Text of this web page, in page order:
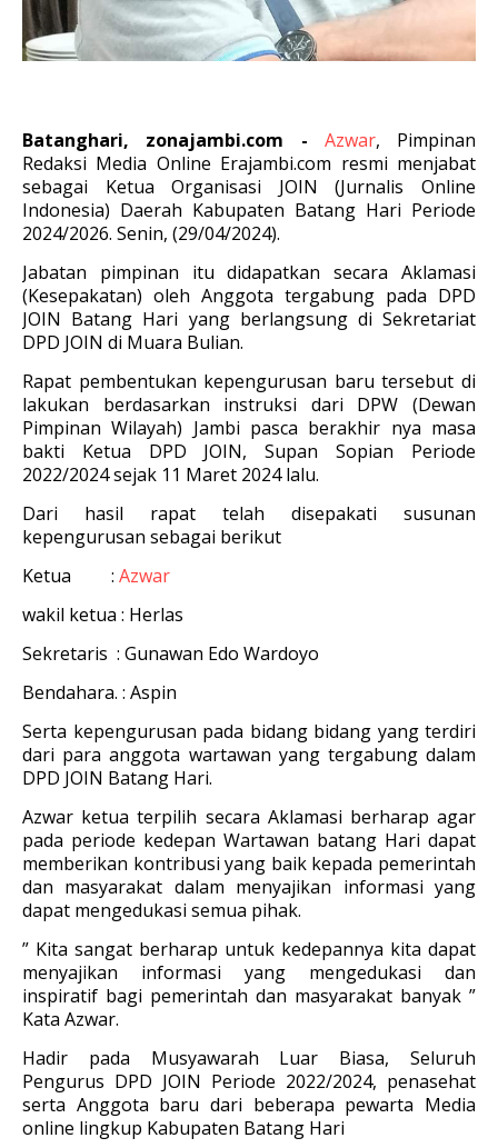
Batanghari, zonajambi.com - Azwar, Pimpinan
Redaksi Media Online Erajambi.com resmi menjabat
sebagai Ketua Organisasi JOIN (Jurnalis Online
Indonesia) Daerah Kabupaten Batang Hari Periode
2024/2026. Senin, (29/04/2024).
Jabatan pimpinan itu didapatkan secara Aklamasi
(Kesepakatan) oleh Anggota tergabung pada DPD
JOIN Batang Hari yang berlangsung di Sekretariat
DPD JOIN di Muara Bulian.
Rapat pembentukan kepengurusan baru tersebut di
lakukan berdasarkan instruksi dari DPW (Dewan
Pimpinan Wilayah) Jambi pasca berakhir nya masa
bakti Ketua DPD JOIN, Supan Sopian Periode
2022/2024 sejak 11 Maret 2024 lalu.
Dari hasil rapat telah disepakati susunan
kepengurusan sebagai berikut
Ketua : Azwar
wakil ketua : Herlas
Sekretaris : Gunawan Edo Wardoyo
Bendahara. : Aspin
Serta kepengurusan pada bidang bidang yang terdiri
dari para anggota wartawan yang tergabung dalam
DPD JOIN Batang Hari.
Azwar ketua terpilih secara Aklamasi berharap agar
pada periode kedepan Wartawan batang Hari dapat
memberikan kontribusi yang baik kepada pemerintah
dan masyarakat dalam menyajikan informasi yang
dapat mengedukasi semua pihak.
” Kita sangat berharap untuk kedepannya kita dapat
menyajikan informasi yang mengedukasi dan
inspiratif bagi pemerintah dan masyarakat banyak ”
Kata Azwar.
Hadir pada Musyawarah Luar Biasa, Seluruh
Pengurus DPD JOIN Periode 2022/2024, penasehat
serta Anggota baru dari beberapa pewarta Media
online lingkup Kabupaten Batang Hari